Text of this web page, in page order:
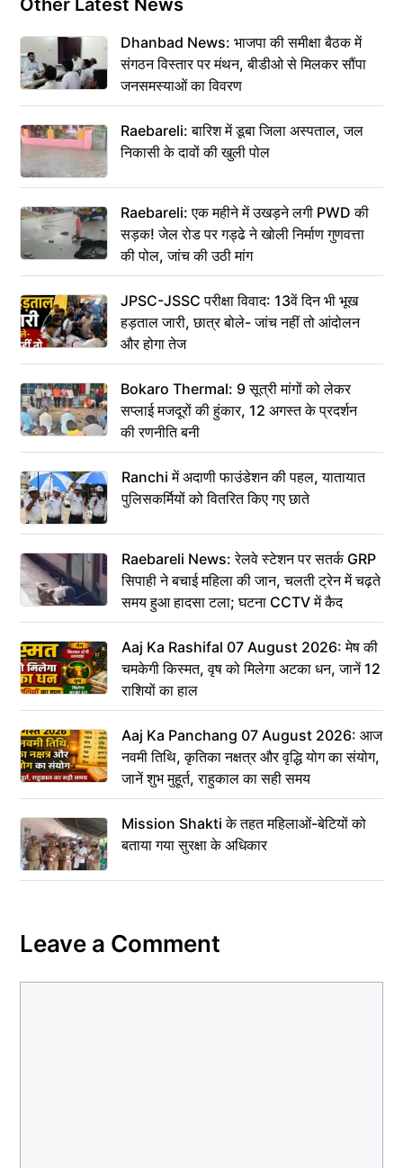
Dhanbad News: भाजपा की समीक्षा बैठक में
संगठन विस्तार पर मंथन, बीडीओ से मिलकर सौंपा
जनसमस्याओं का विवरण
Raebareli: बारिश में डूबा जिला अस्पताल, जल
निकासी के दावों की खुली पोल
Raebareli: एक महीने में उखड़ने लगी PWD की
सड़क! जेल रोड पर गड्ढे ने खोली निर्माण गुणवत्ता
की पोल, जांच की उठी मांग
JPSC-JSSC परीक्षा विवाद: 13वें दिन भी भूख
हड़ताल जारी, छात्र बोले- जांच नहीं तो आंदोलन
और होगा तेज
Bokaro Thermal: 9 सूत्री मांगों को लेकर
सप्लाई मजदूरों की हुंकार, 12 अगस्त के प्रदर्शन
की रणनीति बनी
Ranchi में अदाणी फाउंडेशन की पहल, यातायात
पुलिसकर्मियों को वितरित किए गए छाते
Raebareli News: रेलवे स्टेशन पर सतर्क GRP
सिपाही ने बचाई महिला की जान, चलती ट्रेन में चढ़ते
समय हुआ हादसा टला; घटना CCTV में कैद
Aaj Ka Rashifal 07 August 2026: मेष की
चमकेगी किस्मत, वृष को मिलेगा अटका धन, जानें 12
राशियों का हाल
Aaj Ka Panchang 07 August 2026: आज
नवमी तिथि, कृतिका नक्षत्र और वृद्धि योग का संयोग,
जानें शुभ मुहूर्त, राहुकाल का सही समय
Mission Shakti के तहत महिलाओं-बेटियों को
बताया गया सुरक्षा के अधिकार
Leave a Comment